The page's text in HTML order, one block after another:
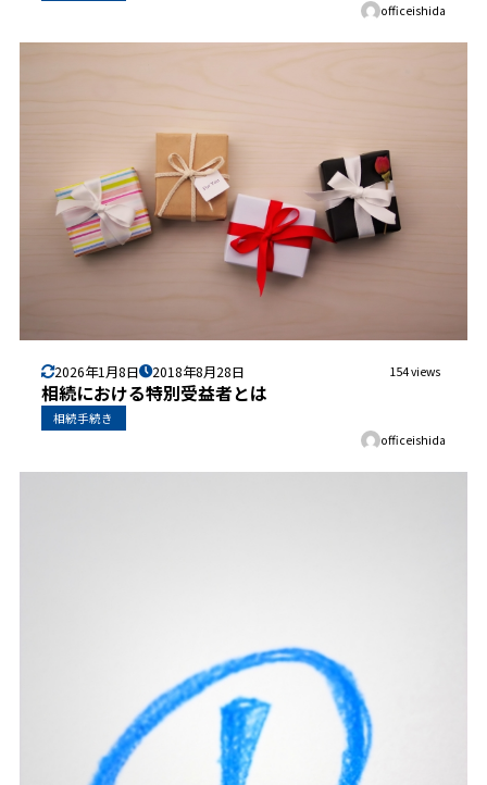
officeishida
2026年1月8日 2018年8月28日 154 views
相続における特別受益者とは
相続手続き
officeishida